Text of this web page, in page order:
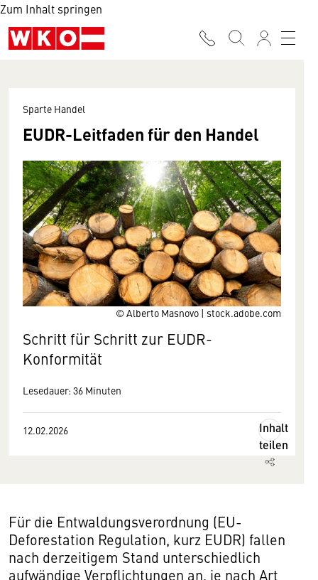
Zum Inhalt springen
© Alberto Masnovo | stock.adobe.com
Sparte Handel
EUDR-Leitfaden für den Handel
Schritt für Schritt zur EUDR-
Konformität
Lesedauer: 36 Minuten
12.02.2026
Inhalt
teilen
Für die Entwaldungsverordnung (EU-
Deforestation Regulation, kurz EUDR) fallen
nach derzeitigem Stand unterschiedlich
aufwändige Verpflichtungen an, je nach Art